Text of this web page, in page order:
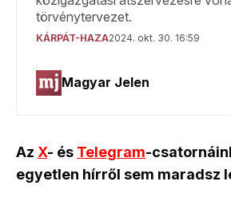
Az X- és Telegram-
egyetlen hírről sem maradsz